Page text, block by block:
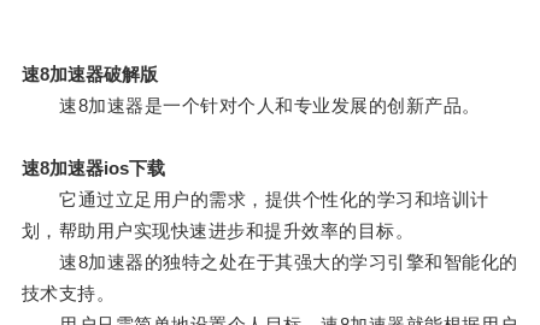
速8加速器破解版
速8加速器是一个针对个人和专业发展的创新产品。
速8加速器ios下载
它通过立足用户的需求，提供个性化的学习和培训计
划，帮助用户实现快速进步和提升效率的目标。
速8加速器的独特之处在于其强大的学习引擎和智能化的
技术支持。